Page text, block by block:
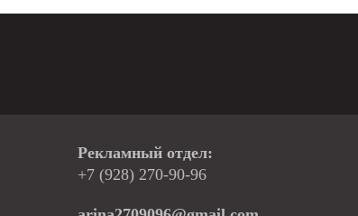
Рекламный отдел:
+7 (928) 270-90-96